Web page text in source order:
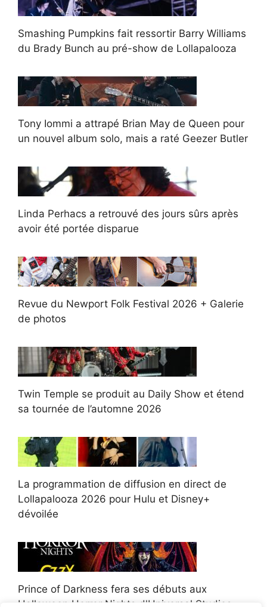
Smashing Pumpkins fait ressortir Barry Williams
du Brady Bunch au pré-show de Lollapalooza
Tony Iommi a attrapé Brian May de Queen pour
un nouvel album solo, mais a raté Geezer Butler
Linda Perhacs a retrouvé des jours sûrs après
avoir été portée disparue
Revue du Newport Folk Festival 2026 + Galerie
de photos
Twin Temple se produit au Daily Show et étend
sa tournée de l’automne 2026
La programmation de diffusion en direct de
Lollapalooza 2026 pour Hulu et Disney+
dévoilée
Prince of Darkness fera ses débuts aux
Halloween Horror Nights d'Universal Studios